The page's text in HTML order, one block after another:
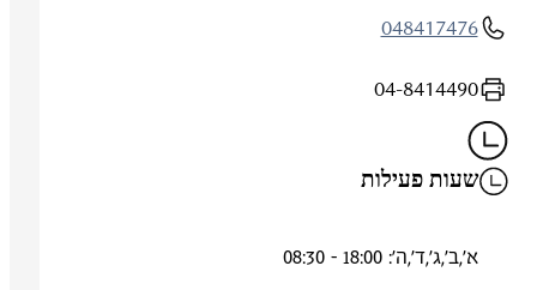
048417476
04-8414490
שעות פעילות
א',ב',ג',ד',ה': 18:00 - 08:30